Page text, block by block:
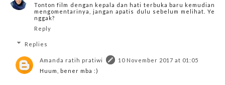
Tonton film dengan kepala dan hati terbuka baru kemudian
mengomentarinya, jangan apatis dulu sebelum melihat. Ye
nggak?
Reply
Replies
Amanda ratih pratiwi
10 November 2017 at 01:05
Huum, bener mba :)